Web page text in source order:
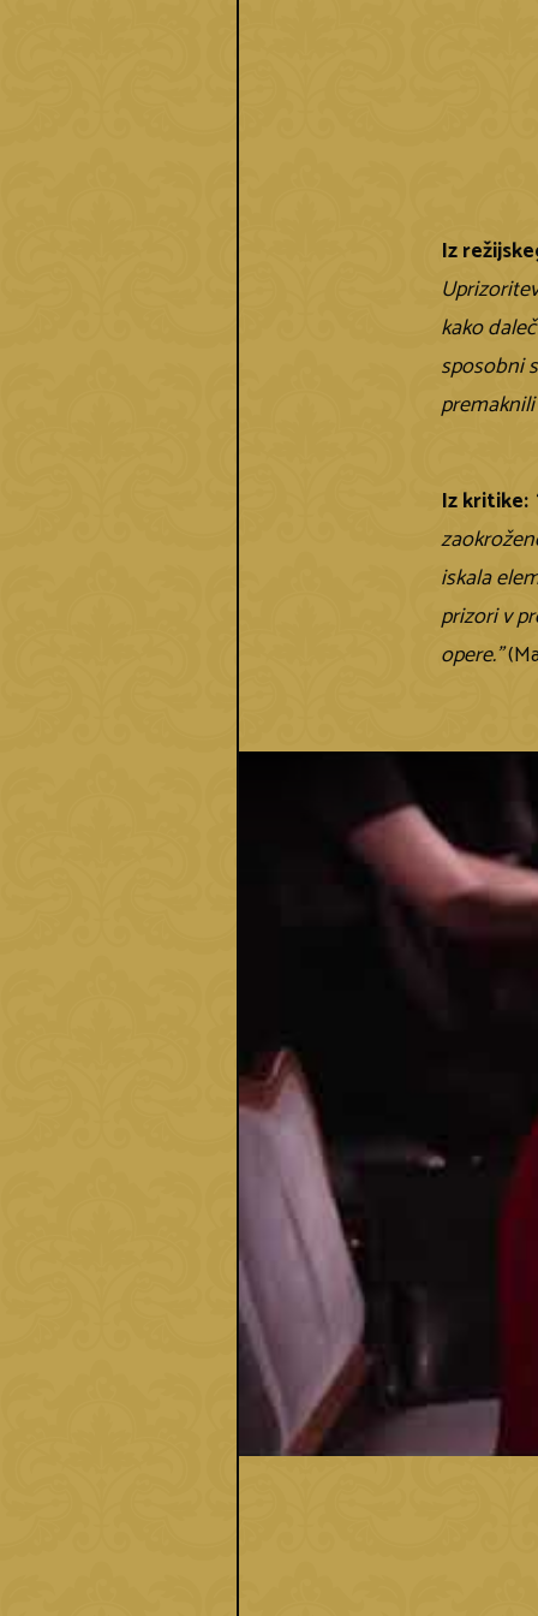
Iz
kako
sposobni
Iz kritike:
iskala
prizori v
opere.”